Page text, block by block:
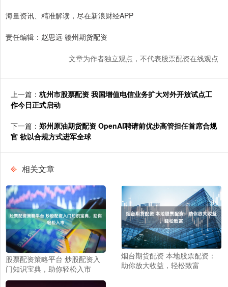
海量资讯、精准解读，尽在新浪财经APP
责任编辑：赵思远 赣州期货配资
文章为作者独立观点，不代表股票配资在线观点
上一篇： 杭州市股票配资 我国增值电信业务扩大对外开放试点工
作今日正式启动
下一篇： 郑州原油期货配资 OpenAI聘请前优步高管担任首席合规
官 欲以合规方式进军全球
相关文章
股票配资策略平台 炒股配资入
门知识宝典，助你轻松入市
烟台期货配资 本地股票配资：
助你放大收益，轻松致富